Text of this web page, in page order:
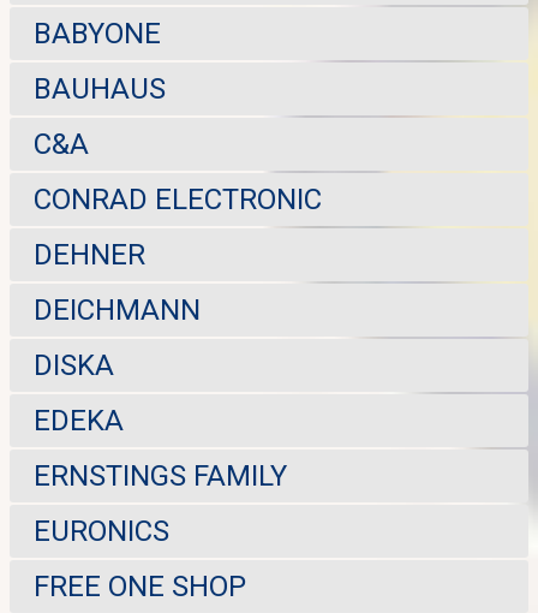
BABYONE
BAUHAUS
C&A
CONRAD ELECTRONIC
DEHNER
DEICHMANN
DISKA
EDEKA
ERNSTINGS FAMILY
EURONICS
FREE ONE SHOP